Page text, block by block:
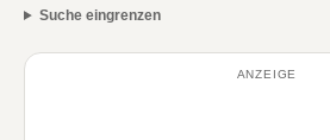
Suche eingrenzen
ANZEIGE